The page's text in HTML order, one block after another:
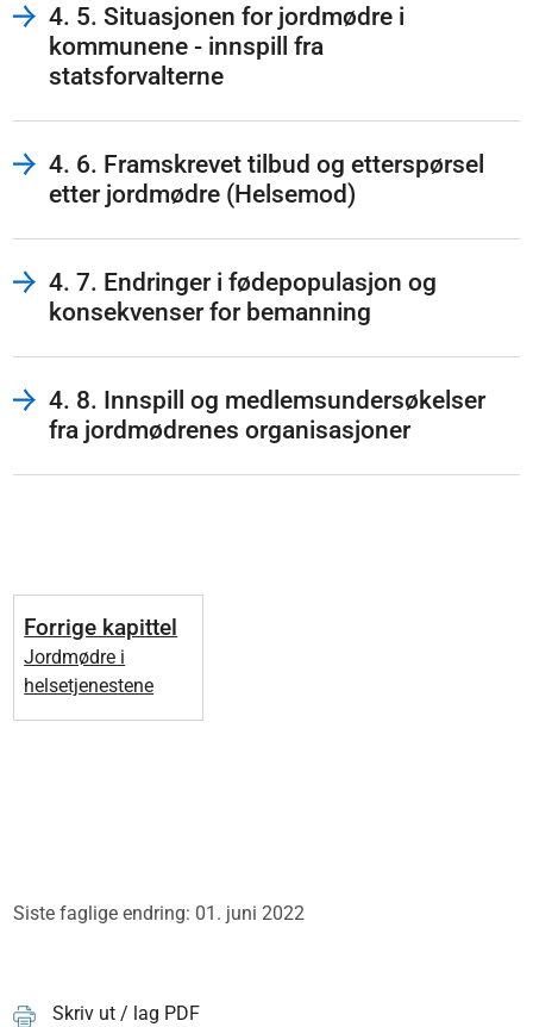
4. 5. Situasjonen for jordmødre i
kommunene - innspill fra
statsforvalterne
4. 6. Framskrevet tilbud og etterspørsel
etter jordmødre (Helsemod)
4. 7. Endringer i fødepopulasjon og
konsekvenser for bemanning
4. 8. Innspill og medlemsundersøkelser
fra jordmødrenes organisasjoner
Forrige kapittel
Jordmødre i
helsetjenestene
Siste faglige endring: 01. juni 2022
Skriv ut / lag PDF